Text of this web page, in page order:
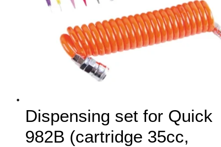
Dispensing set for Quick
982B (cartridge 35cc,